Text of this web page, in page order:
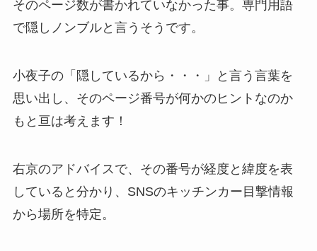
そのページ数が書かれていなかった事。専門用語
で隠しノンブルと言うそうです。
小夜子の「隠しているから・・・」と言う言葉を
思い出し、そのページ番号が何かのヒントなのか
もと亘は考えます！
右京のアドバイスで、その番号が経度と緯度を表
していると分かり、SNSのキッチンカー目撃情報
から場所を特定。